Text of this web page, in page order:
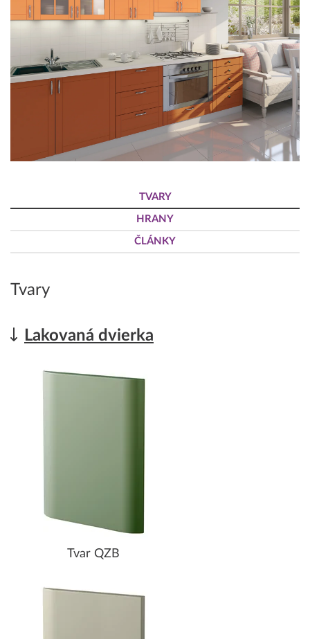
TVARY
HRANY
ČLÁNKY
Tvary
Lakovaná dvierka
Tvar QZB